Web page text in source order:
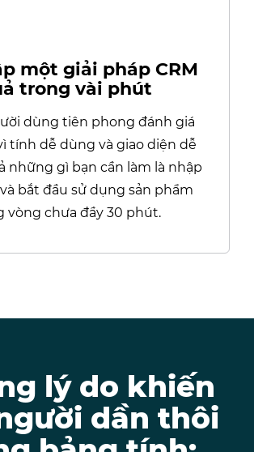
một giải pháp CRM
trong vài phút
dùng tiên phong đánh giá
tính dễ dùng và giao diện dễ
những gì bạn cần làm là nhập
bắt đầu sử dụng sản phẩm
vòng chưa đầy 30 phút.
lý do khiến
dần thôi